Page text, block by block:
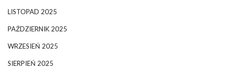
LISTOPAD 2025
PAŹDZIERNIK 2025
WRZESIEŃ 2025
SIERPIEŃ 2025